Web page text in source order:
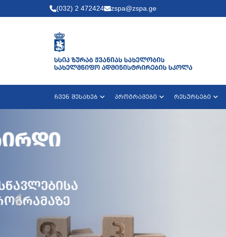
(032) 2 472424 zspa@zspa.ge
ჩვენ შესახებ პროგრამები რესურსები